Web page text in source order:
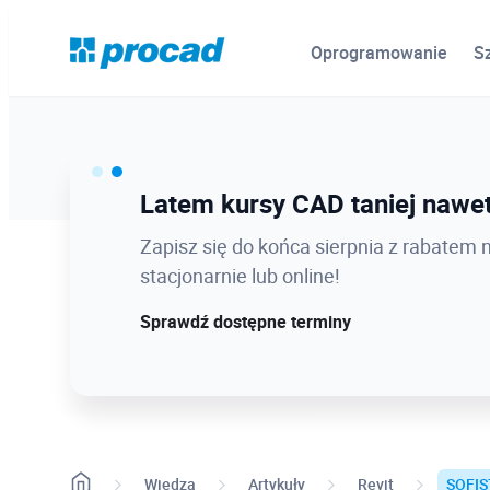
Oprogramowanie
Ostatnie dni promocji Blind
12.08 o 12:08 zamykamy Blind Bird na
dołącz w najlepszej cenie!
Sprawdź szczegóły!
Latem kursy CAD taniej
Zapisz się do końca sierpnia z rabatem
stacjonarnie lub online!
Sprawdź dostępne terminy
Wiedza Artykuły Revit